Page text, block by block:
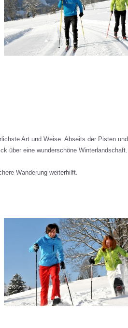
Art und Weise. Abseits der Pisten und
über eine wunderschöne Winterlandschaft.
Wanderung weiterhilft.